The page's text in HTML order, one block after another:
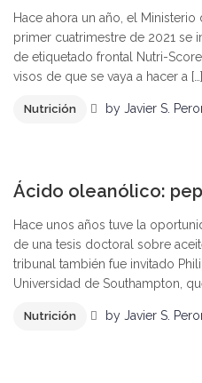
Hace ahora un año, el
primer cuatrimestre de 2021 se
de etiquetado frontal Nutri-
visos de que se vaya a hacer a […]
Nutrición by Javier S.
Ácido oleanólico:
Hace unos años tuve la
de una tesis doctoral sobre
tribunal también fue invitado
Universidad de Southampton,
Nutrición by Javier S.